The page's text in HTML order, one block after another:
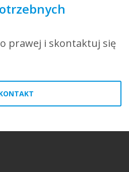
prawej i skontaktuj się